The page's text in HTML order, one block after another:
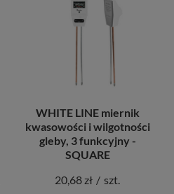
WHITE LINE miernik
kwasowości i wilgotności
gleby, 3 funkcyjny -
SQUARE
20,68 zł / szt.